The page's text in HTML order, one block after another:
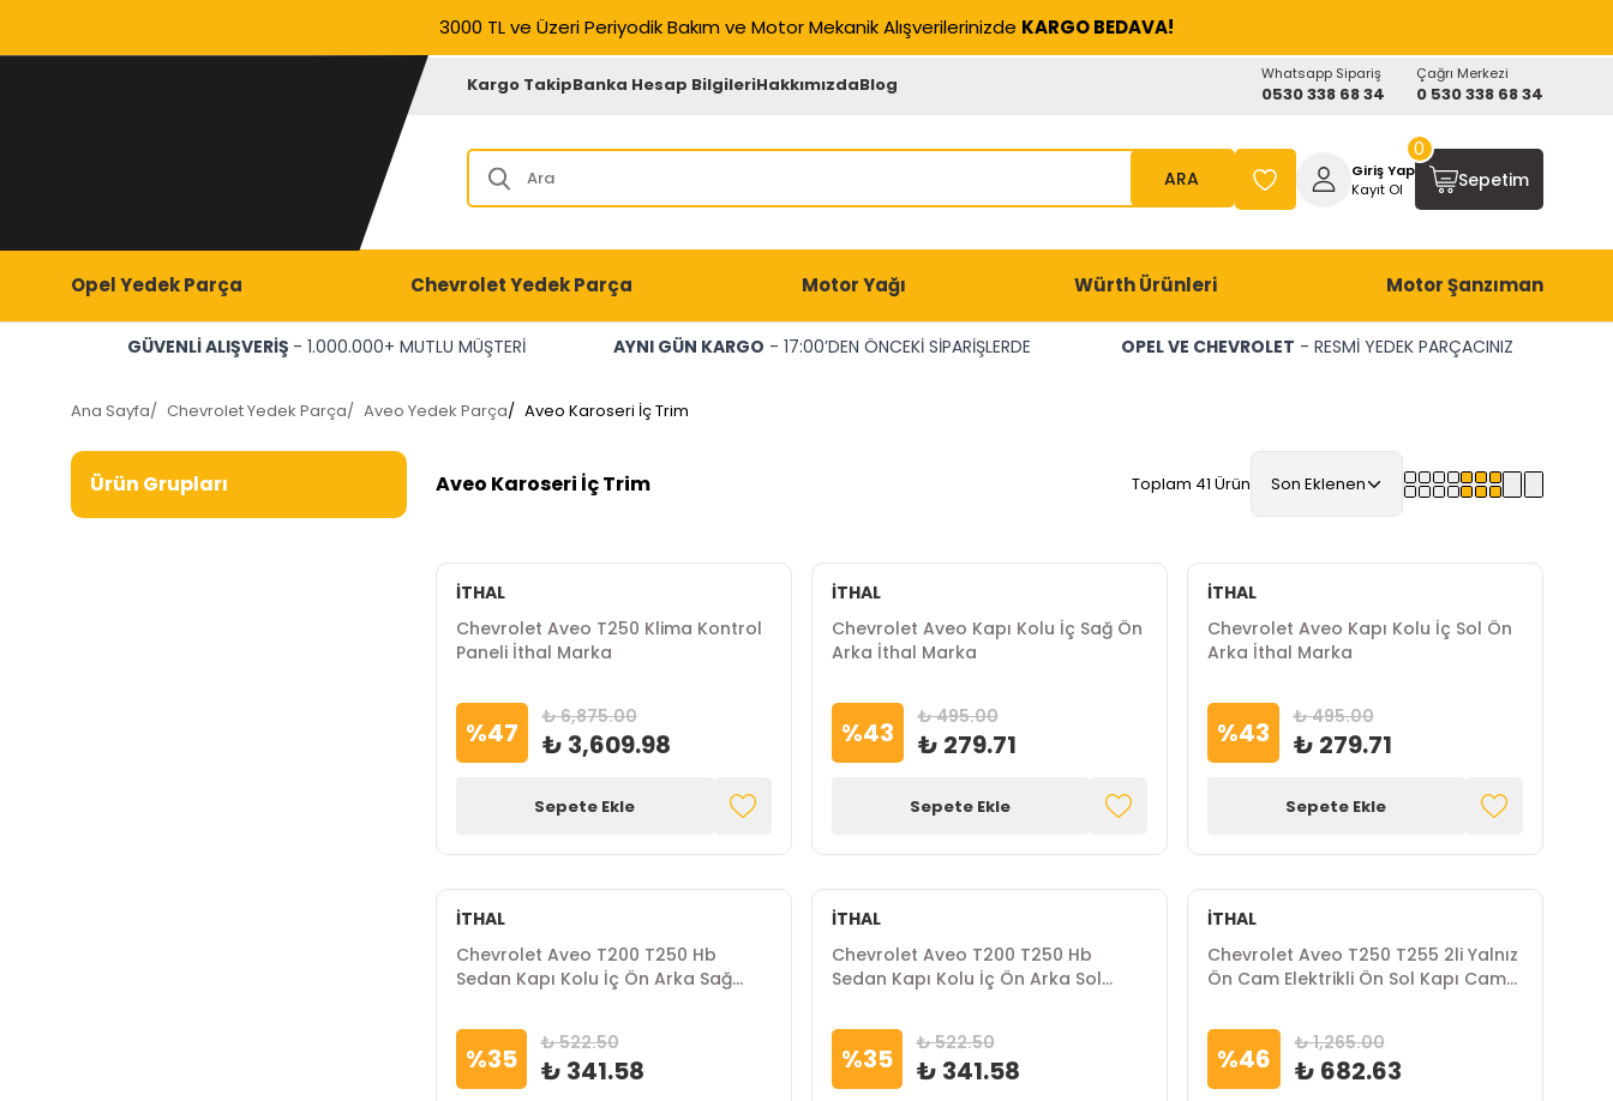
3000 TL ve Üzeri Periyodik Bakım ve Motor Mekanik Alışverilerinizde KARGO BEDAVA!
Kargo TakipBanka Hesap BilgileriHakkımızdaBlog Whatsapp Sipariş
0530 338 68 34
Çağrı Merkezi
0 530 338 68 34
ARA
Giriş Yap
Kayıt Ol
Sepetim
0
Opel Yedek Parça Chevrolet Yedek Parça Motor Yağı Würth Ürünleri Motor Şanzıman
GÜVENLİ ALIŞVERİŞ - 1.000.000+ MUTLU MÜŞTERİ AYNI GÜN KARGO - 17:00’DEN ÖNCEKİ SİPARİŞLERDE OPEL VE CHEVROLET - RESMİ YEDEK PARÇACINIZ
Ana Sayfa/ Chevrolet Yedek Parça/ Aveo Yedek Parça/ Aveo Karoseri İç Trim
Ürün Grupları Aveo Karoseri İç Trim Toplam 41 Ürün Son Eklenen
İTHAL
Chevrolet Aveo T250 Klima Kontrol
Paneli İthal Marka
%47 ₺ 6,875.00
₺ 3,609.98
Sepete Ekle
İTHAL
Chevrolet Aveo Kapı Kolu İç Sağ Ön
Arka İthal Marka
%43 ₺ 495.00
₺ 279.71
Sepete Ekle
İTHAL
Chevrolet Aveo Kapı Kolu İç Sol Ön
Arka İthal Marka
%43 ₺ 495.00
₺ 279.71
Sepete Ekle
İTHAL
Chevrolet Aveo T200 T250 Hb
Sedan Kapı Kolu İç Ön Arka Sağ
%35 ₺ 522.50
₺ 341.58
İTHAL
Chevrolet Aveo T200 T250 Hb
Sedan Kapı Kolu İç Ön Arka Sol
%35 ₺ 522.50
₺ 341.58
İTHAL
Chevrolet Aveo T250 T255 2li Yalnız
Ön Cam Elektrikli Ön Sol Kapı Cam
%46 ₺ 1,265.00
₺ 682.63